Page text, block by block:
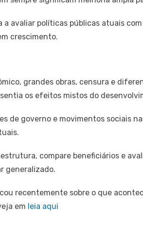
avaliar políticas públicas atuais
crescimento.
grandes obras, censura e
os efeitos mistos do
de governo e movimentos sociais
compare beneficiários e
generalizado.
recentemente sobre o que
em leia aqui